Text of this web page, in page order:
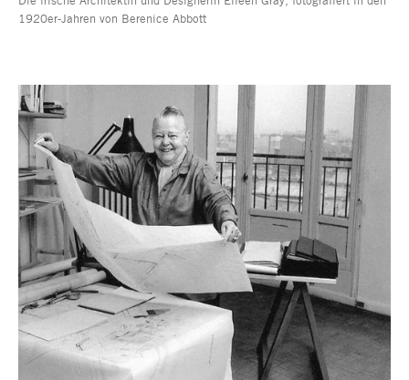
1920er-Jahren von Berenice Abbott